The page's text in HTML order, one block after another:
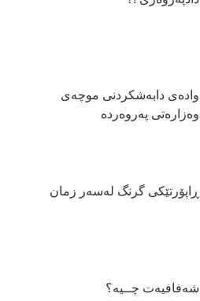
وادەی دابەشكردنی موچەی
وەزارەتی پەروەردە
ڕاپۆرتێكی گرنگ لەسەر زمان
شەفافیەت چــیە؟